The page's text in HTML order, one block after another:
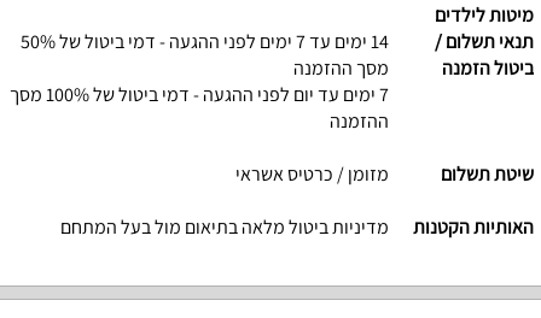
מיטות לילדים
תנאי תשלום /
ביטול הזמנה
14 ימים עד 7 ימים לפני ההגעה - דמי ביטול של 50%
מסך ההזמנה
7 ימים עד יום לפני ההגעה - דמי ביטול של 100% מסך
ההזמנה
שיטת תשלום מזומן / כרטיס אשראי
האותיות הקטנות מדיניות ביטול מלאה בתיאום מול בעל המתחם